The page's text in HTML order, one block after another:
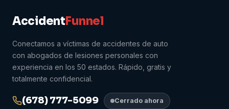
AccidentFunnel
Conectamos a víctimas de accidentes de auto
con abogados de lesiones personales con
experiencia en los 50 estados. Rápido, gratis y
totalmente confidencial.
(678) 777-5099 Cerrado ahora